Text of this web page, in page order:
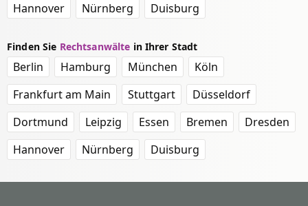
Hannover
Nürnberg Duisburg
Finden Sie Rechtsanwälte in Ihrer Stadt
Berlin Hamburg München
Köln
Frankfurt am Main
Stuttgart
Düsseldorf
Dortmund
Leipzig Essen Bremen
Dresden
Hannover
Nürnberg Duisburg